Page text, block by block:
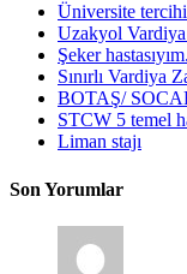
Üniversite
Uzakyol
Şeker hastasıyım.
Sınırlı Vardiya
BOTAŞ/
STCW 5 temel
Liman stajı
Son Yorumlar